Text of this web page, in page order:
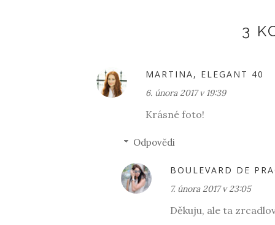
3
MARTINA, ELEGANT 40
6. února 2017 v 19:39
Krásné foto!
Odpovědi
BOULEVARD DE
7. února 2017 v 23:05
Děkuju, ale ta